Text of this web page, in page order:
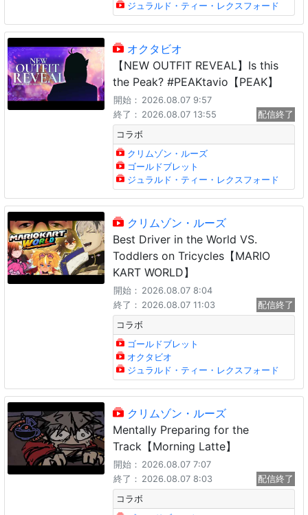
ジュラルド・ティー・レクスフォード
オクタビオ
【NEW OUTFIT REVEAL】Is this
the Peak? #PEAKtavio【PEAK】
開始： 2026.08.07 9:57
終了： 2026.08.07 13:55
配信終了
コラボ
クリムゾン・ルーズ
ゴールドブレット
ジュラルド・ティー・レクスフォード
クリムゾン・ルーズ
Best Driver in the World VS.
Toddlers on Tricycles【MARIO
KART WORLD】
開始： 2026.08.07 8:04
終了： 2026.08.07 11:03
配信終了
コラボ
ゴールドブレット
オクタビオ
ジュラルド・ティー・レクスフォード
クリムゾン・ルーズ
Mentally Preparing for the
Track【Morning Latte】
開始： 2026.08.07 7:07
終了： 2026.08.07 8:03
配信終了
コラボ